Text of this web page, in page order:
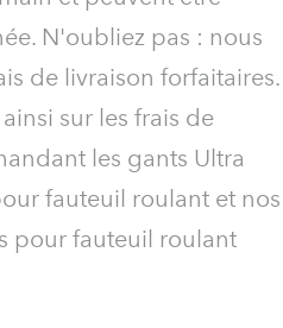
N'oubliez pas : nous
de livraison forfaitaires.
sur les frais de
les gants Ultra
fauteuil roulant et nos
pour fauteuil roulant